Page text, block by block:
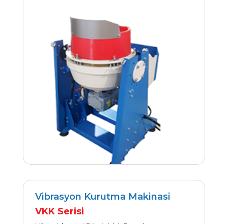
Vibrasyon Kurutma Makinasi
VKK Serisi